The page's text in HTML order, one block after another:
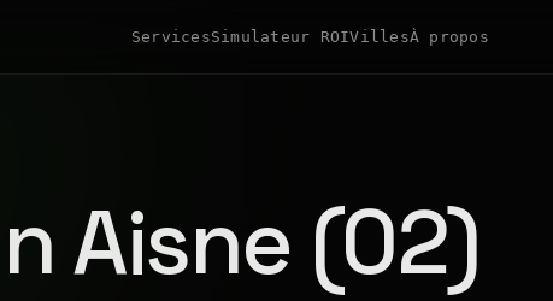
ServicesSimulateur ROIVillesÀ propos
Aisne (02)